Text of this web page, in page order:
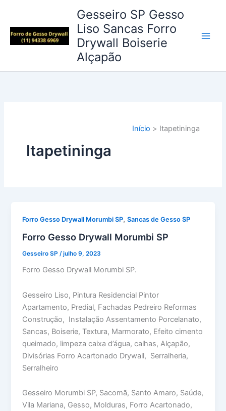
conteúdo
Gesseiro SP Gesso
Liso Sancas Forro
Drywall Boiserie
Alçapão
Início Itapetininga
Itapetininga
Forro Gesso Drywall Morumbi SP,Sancas de Gesso SP
Forro Gesso Drywall Morumbi SP
Gesseiro SP /julho 9, 2023
Forro Gesso Drywall Morumbi SP.
Gesseiro Liso, Pintura Residencial Pintor
Apartamento, Predial, Fachadas Pedreiro Reformas
Construção, Instalação Assentamento Porcelanato,
Sancas, Boiserie, Textura, Marmorato, Efeito cimento
queimado, limpeza caixa d’água, calhas, Alçapão,
Divisórias Forro Acartonado Drywall, Serralheria,
Serralheiro
Gesseiro Morumbi SP, Sacomã, Santo Amaro, Saúde,
Vila Mariana, Gesso, Molduras, Forro Acartonado,